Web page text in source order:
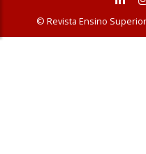
© Revista Ensino